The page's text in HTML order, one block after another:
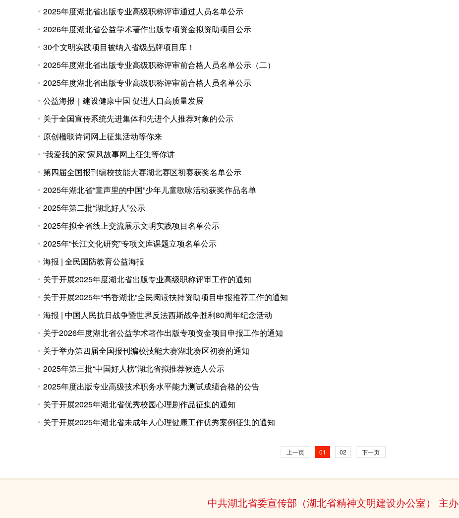
2025年度湖北省出版专业高级职称评审通过人员名单公示
2026年度湖北省公益学术著作出版专项资金拟资助项目公示
30个文明实践项目被纳入省级品牌项目库！
2025年度湖北省出版专业高级职称评审前合格人员名单公示（二）
2025年度湖北省出版专业高级职称评审前合格人员名单公示
公益海报｜建设健康中国 促进人口高质量发展
关于全国宣传系统先进集体和先进个人推荐对象的公示
原创楹联诗词网上征集活动等你来
“我爱我的家”家风故事网上征集等你讲
第四届全国报刊编校技能大赛湖北赛区初赛获奖名单公示
2025年湖北省“童声里的中国”少年儿童歌咏活动获奖作品名单
2025年第二批“湖北好人”公示
2025年拟全省线上交流展示文明实践项目名单公示
2025年“长江文化研究”专项文库课题立项名单公示
海报 | 全民国防教育公益海报
关于开展2025年度湖北省出版专业高级职称评审工作的通知
关于开展2025年“书香湖北”全民阅读扶持资助项目申报推荐工作的通知
海报 | 中国人民抗日战争暨世界反法西斯战争胜利80周年纪念活动
关于2026年度湖北省公益学术著作出版专项资金项目申报工作的通知
关于举办第四届全国报刊编校技能大赛湖北赛区初赛的通知
2025年第三批“中国好人榜”湖北省拟推荐候选人公示
2025年度出版专业高级技术职务水平能力测试成绩合格的公告
关于开展2025年湖北省优秀校园心理剧作品征集的通知
关于开展2025年湖北省未成年人心理健康工作优秀案例征集的通知
上一页 01 02 下一页
中共湖北省委宣传部（湖北省精神文明建设办公室） 主办